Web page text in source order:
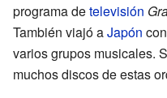
programa detelevisión
También viajó aJapón con
varios grupos musicales.
muchos discos de estas